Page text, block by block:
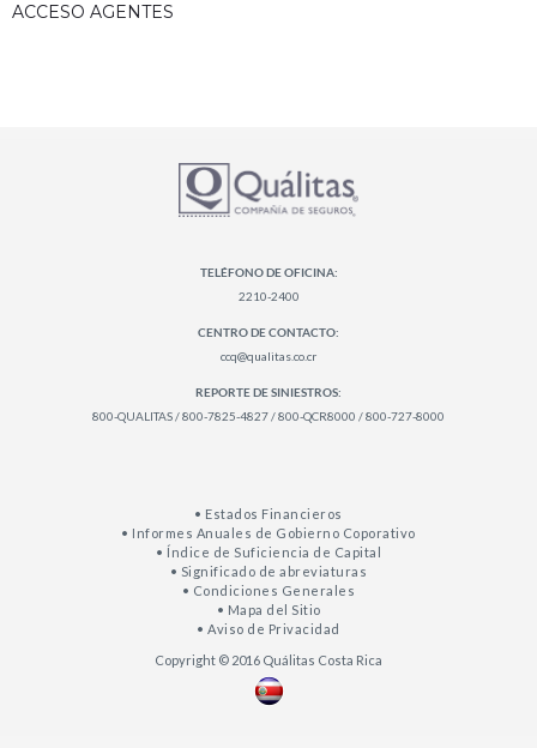
ACCESO AGENTES
TELÉFONO DE OFICINA:
2210-2400
CENTRO DE CONTACTO:
ccq@qualitas.co.cr
REPORTE DE SINIESTROS:
800-QUALITAS / 800-7825-4827 / 800-QCR8000 / 800-727-8000
• Estados Financieros
• Informes Anuales de Gobierno Coporativo
• Índice de Suficiencia de Capital
• Significado de abreviaturas
• Condiciones Generales
• Mapa del Sitio
• Aviso de Privacidad
Copyright © 2016 Quálitas Costa Rica